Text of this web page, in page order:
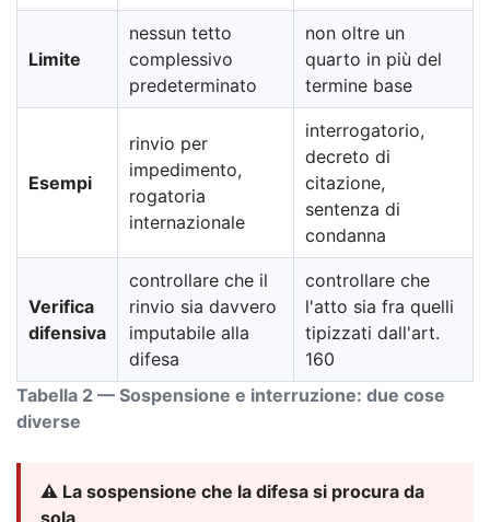
Tabella 2 — Sospensione e interruzione: due cose
diverse
Limite
nessun tetto
complessivo
predeterminato
non oltre un
quarto in più del
termine base
Esempi
rinvio per
impedimento,
rogatoria
internazionale
interrogatorio,
decreto di
citazione,
sentenza di
condanna
Verifica
difensiva
controllare che il
rinvio sia davvero
imputabile alla
difesa
controllare che
l'atto sia fra quelli
tipizzati dall'art.
160
⚠️ La sospensione che la difesa si procura da
sola